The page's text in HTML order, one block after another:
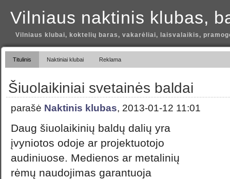
Vilniaus naktinis klubas,
Vilniaus klubai, koktelių baras, vakarėliai, laisvalaikis,
Titulinis Naktiniai klubai Reklama
Šiuolaikiniai svetainės baldai
parašė Naktinis klubas, 2013-01-12 11:01
Daug šiuolaikinių baldų dalių yra
įvyniotos odoje ar projektuotojo
audiniuose. Medienos ar metalinių
rėmų naudojimas garantuoja